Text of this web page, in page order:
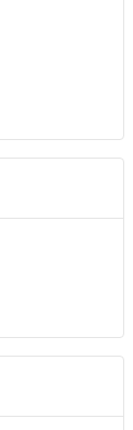
付けません。
。
。ご了承下さ
させて頂きます
ご了承下さい。